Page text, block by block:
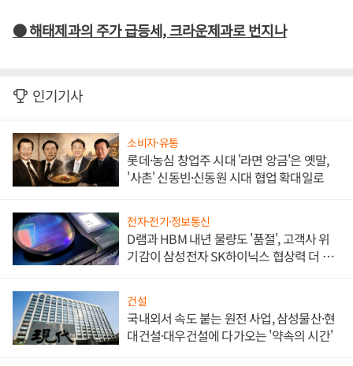
● 해태제과의 주가 급등세, 크라운제과로 번지나
인기기사
소비자·유통
롯데·농심 창업주 시대 '라면 앙금'은 옛말,
'사촌' 신동빈·신동원 시대 협업 확대일로
전자·전기·정보통신
D램과 HBM 내년 물량도 '품절', 고객사 위
기감이 삼성전자 SK하이닉스 협상력 더 키
건설
국내외서 속도 붙는 원전 사업, 삼성물산·현
대건설·대우건설에 다가오는 '약속의 시간'